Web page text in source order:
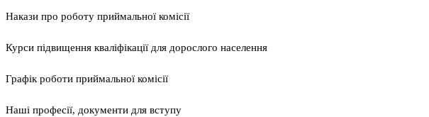
Накази про роботу приймальної комісії
Курси підвищення кваліфікації для дорослого населення
Графік роботи приймальної комісії
Наші професії, документи для вступу